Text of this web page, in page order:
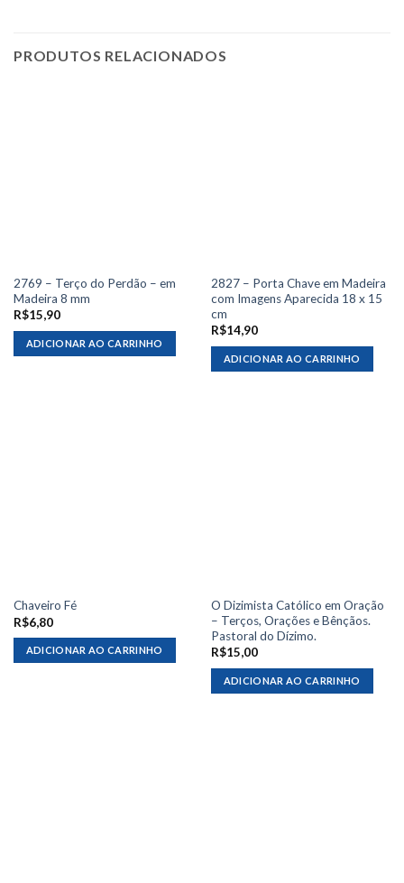
PRODUTOS RELACIONADOS
2769 – Terço do Perdão – em
Madeira 8 mm
R$15,90
ADICIONAR AO CARRINHO
2827 – Porta Chave em Madeira
com Imagens Aparecida 18 x 15
cm
R$14,90
ADICIONAR AO CARRINHO
Chaveiro Fé
R$6,80
ADICIONAR AO CARRINHO
O Dizimista Católico em Oração
– Terços, Orações e Bênçãos.
Pastoral do Dízimo.
R$15,00
ADICIONAR AO CARRINHO